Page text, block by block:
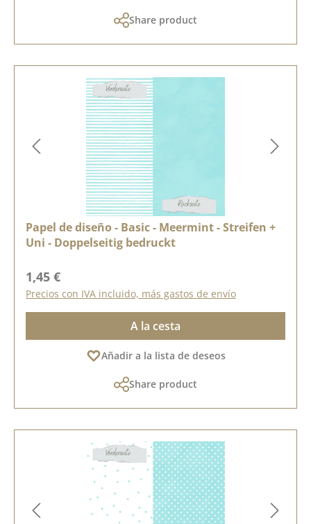
Share product
Papel de diseño - Basic - Meermint - Streifen +
Uni - Doppelseitig bedruckt
Precio normal:
1,45 €
Precios con IVA incluido, más gastos de envío
A la cesta
Añadir a la lista de deseos
Share product